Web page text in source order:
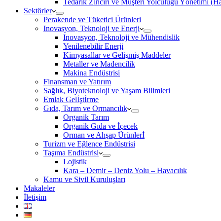
Tedarik Zinciri ve Müşteri Yolculuğu Yönetimi
Sektörler
Perakende ve Tüketici Ürünleri
Inovasyon, Teknoloji ve Enerji
Inovasyon, Teknoloji ve Mühendislik
Yenilenebilir Enerji
Kimyasallar ve Gelişmiş Maddeler
Metaller ve Madencilik
Makina Endüstrisi
Finansman ve Yatırım
Sağlık, Biyoteknoloji ve Yaşam Bilimleri
Emlak Gelİştİrme
Gıda, Tarım ve Ormancılık
Organik Tarım
Organik Gıda ve İçecek
Orman ve Ahşap Ürünlerİ
Turizm ve Eğlence Endüstrisi
Taşıma Endüstrisi
Lojistik
Kara – Demir – Deniz Yolu – Havacılık
Kamu ve Sivil Kuruluşları
Makaleler
İletişim